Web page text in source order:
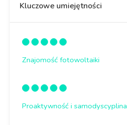
Kluczowe umiejętności
Znajomość fotowoltaiki
Proaktywność i samodyscyplina